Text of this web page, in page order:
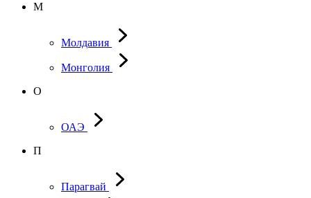
М
Молдавия
Монголия
О
ОАЭ
П
Парагвай